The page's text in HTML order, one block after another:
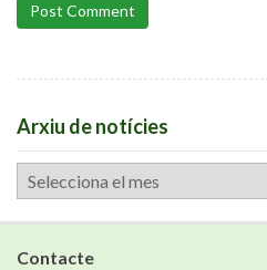
Post Comment
Arxiu de notícies
Arxiu
de
notícies
Contacte